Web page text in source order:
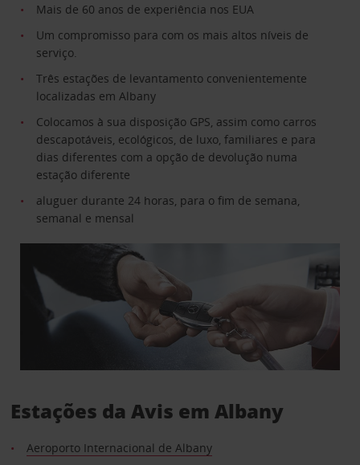
Mais de 60 anos de experiência nos EUA
Um compromisso para com os mais altos níveis de
serviço.
Três estações de levantamento convenientemente
localizadas em Albany
Colocamos à sua disposição GPS, assim como carros
descapotáveis, ecológicos, de luxo, familiares e para
dias diferentes com a opção de devolução numa
estação diferente
aluguer durante 24 horas, para o fim de semana,
semanal e mensal
Estações da Avis em Albany
Aeroporto Internacional de Albany